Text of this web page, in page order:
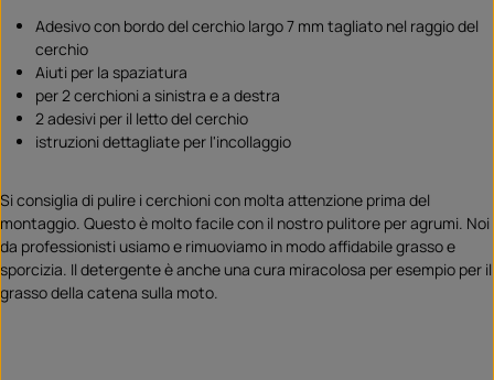
Adesivo con bordo del cerchio largo 7 mm tagliato nel raggio del
cerchio
Aiuti per la spaziatura
per 2 cerchioni a sinistra e a destra
2 adesivi per il letto del cerchio
istruzioni dettagliate per l'incollaggio
Si consiglia di pulire i cerchioni con molta attenzione prima del
montaggio. Questo è molto facile con il nostro pulitore per agrumi. Noi
da professionisti usiamo e rimuoviamo in modo affidabile grasso e
sporcizia. Il detergente è anche una cura miracolosa per esempio per il
grasso della catena sulla moto.